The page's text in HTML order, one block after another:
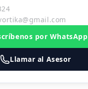
por WhatsApp
Llamar al Asesor